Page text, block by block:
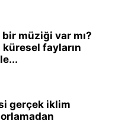
müziği var mı?
küresel fayların
gerçek iklim